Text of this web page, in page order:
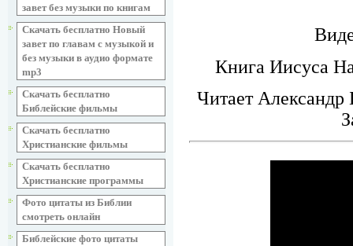
завет без музыки по книгам
Скачать бесплатно Новый
завет по главам с музыкой и
без музыки в аудио формате
mp3
Скачать бесплатно
Библейские фильмы
Скачать бесплатно
Христианские фильмы
Скачать бесплатно
Христианские программы
Фото цитаты из Библии
смотреть онлайн
Библейские фото цитаты
Книга Иисуса
Читает